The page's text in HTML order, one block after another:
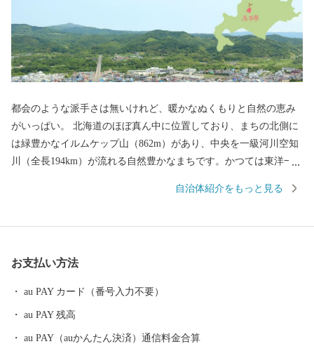
都会のような派手さは無いけれど、暖かなぬくもりと自然の恵み
がいっぱい。 北海道のほぼ真ん中に位置しており、まちの北側に
は緑豊かなイルムケップ山（862m）があり、中央を一級河川空知
川（全長194km）が流れる自然豊かなまちです。かつては東洋一
ら「ものづくりのまち」として大きく政策転換しました。 市内で
感謝の気持ちを込めてお届けします。 赤平市より真心を込めて。
自治体紹介をもっと見る
お支払い方法
au PAY カード（番号入力不要）
au PAY 残高
au PAY（auかんたん決済）通信料金合算